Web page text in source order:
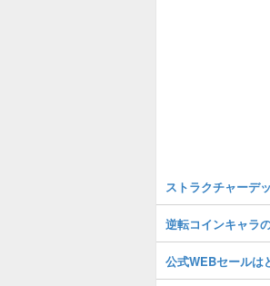
ストラクチャーデ
逆転コインキャラ
公式WEBセールは